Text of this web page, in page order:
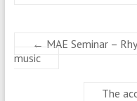
← MAE Seminar –
music
The